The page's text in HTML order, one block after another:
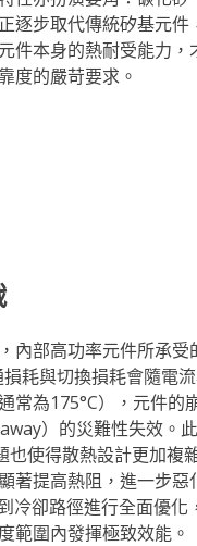
逐步取代傳統矽基元
件本身的熱耐受能力
度的嚴苛要求。
內部高功率元件所承
耗與切換損耗會隨電
常為175°C），元件的
）的災難性失效。
使得散熱設計更加複
著提高熱阻，進一步
冷卻路徑進行全面優
範圍內發揮極致效能。